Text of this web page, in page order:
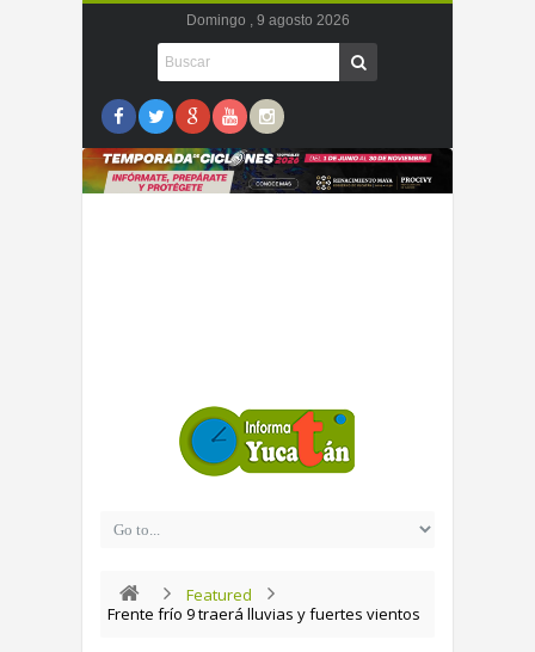
Domingo , 9 agosto 2026
Featured
Frente frío 9 traerá lluvias y fuertes vientos